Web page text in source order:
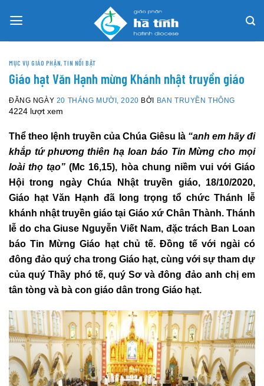
MỤC VỤ GIÁO PHẬN,TIN NỔI BẬT
Giáo hạt Văn Hạnh mừng Khánh nhật truyền giáo
ĐĂNG NGÀY 20 THÁNG MƯỜI, 2020 BỞI BAN TRUYỀN THÔNG
4224 lượt xem
Thể theo lệnh truyền của Chúa Giêsu là “anh em hãy đi
khắp tứ phương thiên hạ loan báo Tin Mừng cho mọi
loài thọ tạo” (Mc 16,15), hòa chung niềm vui với Giáo
Hội trong ngày Chúa Nhật truyền giáo, 18/10/2020,
Giáo hạt Văn Hạnh đã long trọng tổ chức Thánh lễ
khánh nhật truyền giáo tại Giáo xứ Chân Thành. Thánh
lễ do cha Giuse Nguyễn Viết Nam, đặc trách Ban Loan
báo Tin Mừng Giáo hạt chủ tế. Đồng tế với ngài có
đông đảo quý cha trong Giáo hạt, cùng với sự tham dự
của quý Thầy phó tế, quý Sơ và đông đảo anh chị em
tân tòng và bà con giáo dân trong Giáo hạt.